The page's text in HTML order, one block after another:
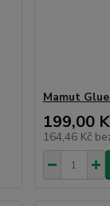
Mamut
199,00
164,46 Kč